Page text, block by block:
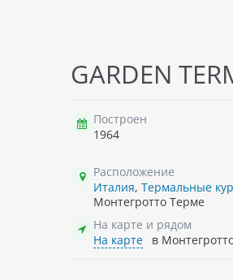
GARDEN
Построен
1964
Расположение
Италия, Термальные
Монтегротто Терме
На карте и рядом
На карте
в